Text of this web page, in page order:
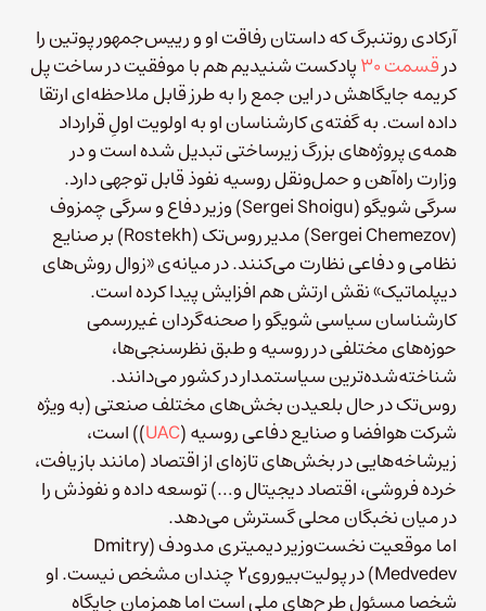
آرکادی روتنبرگ که داستان رفاقت او و رییس‌جمهور پوتین را
درقسمت ۳۰
پادکست شنیدیم هم با موفقیت در ساخت پل
کریمه جایگاهش در این جمع را به طرز قابل ملاحظه‌ای ارتقا
داده است. به گفته‌ی کارشناسان او به اولویت اولِ قرارداد
همه‌ی پروژه‌های بزرگ زیرساختی تبدیل شده است و در
وزارت راه‌آهن و حمل‌ونقل روسیه نفوذ قابل توجهی دارد.
سرگی شویگو (Sergei Shoigu)‌ وزیر دفاع و سرگی چمزوف
(Sergei Chemezov)‌ مدیر روس‌تک (Rostekh) بر صنایع
نظامی و دفاعی نظارت می‌کنند. در میانه‌ی «زوال روش‌های
دیپلماتیک» نقش ارتش هم افزایش پیدا کرده است.
کارشناسان سیاسی شویگو را صحنه‌گردان غیررسمی
حوزه‌های مختلفی در روسیه و طبق نظرسنجی‌ها،
شناخته‌شده‌ترین سیاستمدار در کشور می‌دانند.
روس‌تک در حال بلعیدن بخش‌های مختلف صنعتی (به ویژه
شرکت هوافضا و صنایع دفاعی روسیه (UAC))‌ است،
زیرشاخه‌هایی در بخش‌های تازه‌ای از اقتصاد (مانند بازیافت،‌
خرده فروشی،‌ اقتصاد دیجیتال و…) توسعه داده و نفوذش را
در میان نخبگان محلی گسترش می‌دهد.
اما موقعیت نخست‌وزیر دیمیتری مدودف (Dmitry
Medvedev) در پولیت‌بیوروی۲ چندان مشخص نیست. او
شخصا مسئول طرح‌های ملی است اما همزمان جایگاه